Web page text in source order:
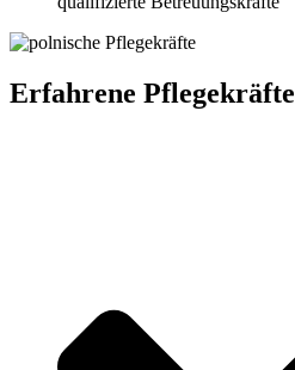
Erfahrene Pflegekräfte